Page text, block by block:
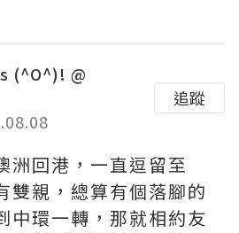
(^O^)! @
追蹤
洲回港，一直逗留至
雙親，總算有個落腳的
中環一轉，那就相約友